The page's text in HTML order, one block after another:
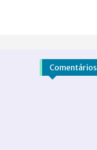
Comentários